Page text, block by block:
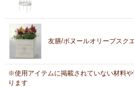
友膳/ボヌールオリーブスク
※使用アイテムに掲載されていない材料
ります